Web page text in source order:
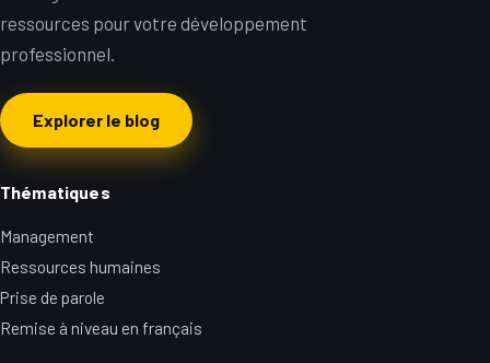
ressources pour votre développement
professionnel.
Explorer le blog
Thématiques
Management
Ressources humaines
Prise de parole
Remise à niveau en français